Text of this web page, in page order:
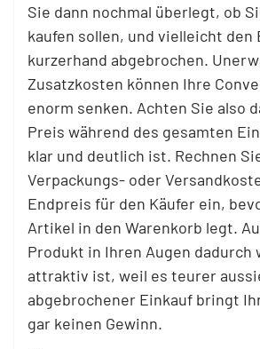
Sie dann nochmal überlegt, ob
kaufen sollen, und vielleicht den
kurzerhand abgebrochen.
Zusatzkosten können Ihre
enorm senken. Achten Sie also
Preis während des gesamten
klar und deutlich ist. Rechnen
Verpackungs- oder
Endpreis für den Käufer ein,
Artikel in den Warenkorb legt.
Produkt in Ihren Augen dadurch
attraktiv ist, weil es teurer
abgebrochener Einkauf bringt
gar keinen Gewinn.